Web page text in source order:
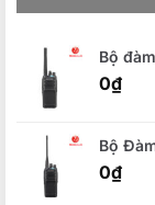
Bộ
0₫
Bộ
0₫